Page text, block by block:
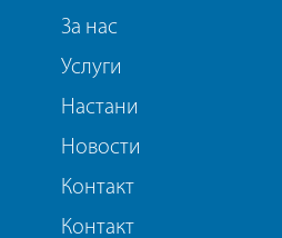
За нас
Услуги
Настани
Новости
Контакт
Контакт